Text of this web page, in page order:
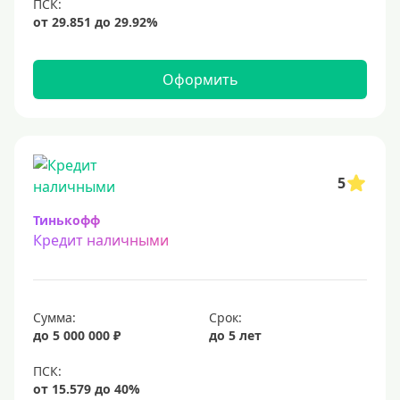
15 млн
20 млн
50 миллионов
Меньше 1 млн (руб)
15000 руб
18000 руб
20 тысяч
Оформить
5
Тинькофф
Кредит наличными
Сумма:
до 5 000 000 ₽
Срок:
до 5 лет